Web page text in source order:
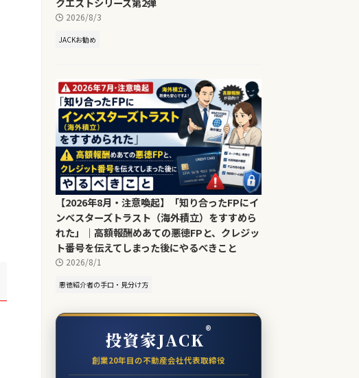
2026/8/3
JACKお勧め
【2026年8月・注意喚起】「知り合ったFPにイ
ンベスターズトラスト（海外積立）をすすめら
れた」｜高額報酬めあての悪徳FPと、クレジッ
ト番号を伝えてしまった後にやるべきこと
2026/8/1
悪徳紹介者の手口・見分け方
投資家JACK®
創業20年目の不動産会社代表取締役